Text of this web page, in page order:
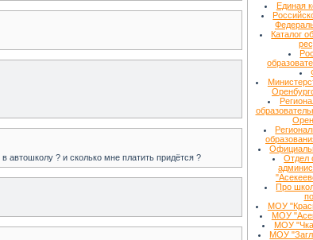
автошколу ? и сколько мне платить придётся ?
Единая
Каталог
Отдел
Про
МОУ
МОУ
МОУ
МОУ